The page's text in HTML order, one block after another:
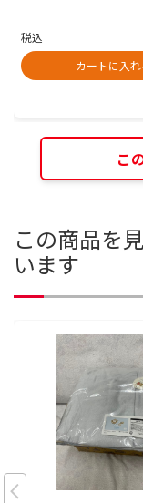
税込
カートに入れ
こ
この商品を
います